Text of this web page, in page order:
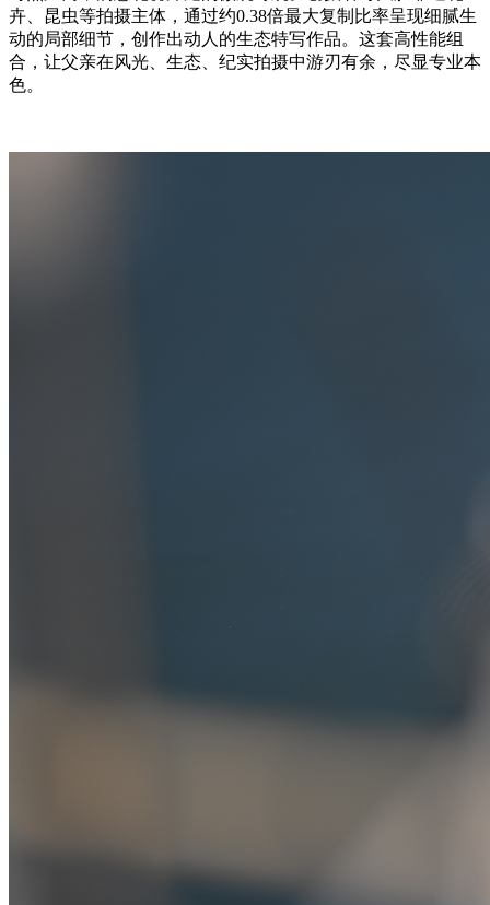
卉、昆虫等拍摄主体，通过约0.38倍最大复制比率呈现细腻生
动的局部细节，创作出动人的生态特写作品。这套高性能组
合，让父亲在风光、生态、纪实拍摄中游刃有余，尽显专业本
色。